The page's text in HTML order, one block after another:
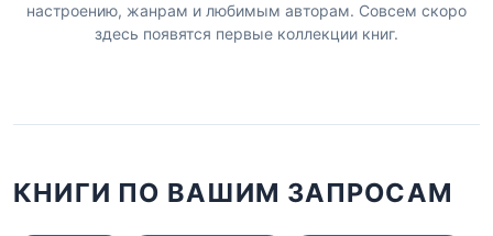
настроению, жанрам и любимым авторам. Совсем скоро
здесь появятся первые коллекции книг.
КНИГИ ПО ВАШИМ ЗАПРОСАМ